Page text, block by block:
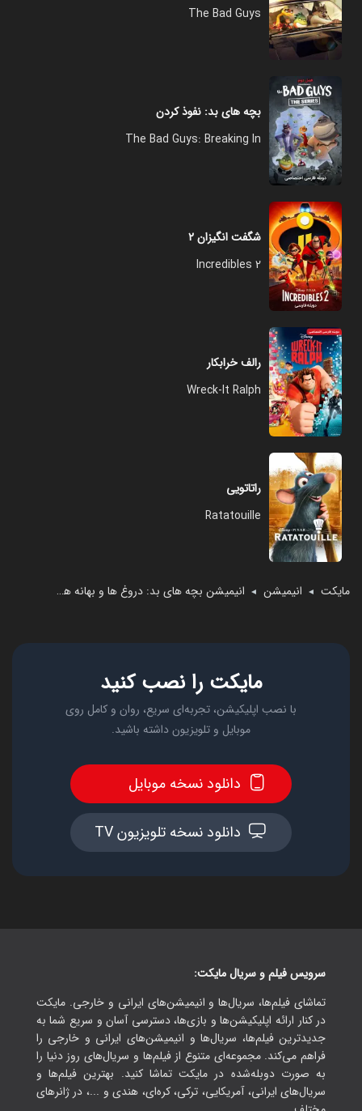
مایکت ◄ انیمیشن ◄ انیمیشن بچه‌ های بد: دروغ‌ ها و بهانه ‌های کوچک
The Bad Guys
بچه های بد: نفوذ کردن
The Bad Guys: Breaking In
شگفت انگیزان ۲
Incredibles 2
رالف خرابکار
Wreck-It Ralph
راتاتویی
Ratatouille
مایکت را نصب کنید
با نصب اپلیکیشن، تجربه‌ای سریع، روان و کامل روی
موبایل و تلویزیون داشته باشید.
دانلود نسخه موبایل
دانلود نسخه تلویزیون TV
سرویس فیلم و سریال مایکت:
تماشای فیلم‌ها، سریال‌ها و انیمیشن‌های ایرانی و خارجی. مایکت
در کنار ارائه اپلیکیشن‌ها و بازی‌ها، دسترسی آسان و سریع شما به
جدیدترین فیلم‌ها، سریال‌ها و انیمیشن‌های ایرانی و خارجی را
فراهم می‌کند. مجموعه‌ای متنوع از فیلم‌ها و سریال‌های روز دنیا را
به صورت دوبله‌شده در مایکت تماشا کنید. بهترین فیلم‌ها و
سریال‌های ایرانی، آمریکایی، ترکی، کره‌ای، هندی و ...، در ژانرهای